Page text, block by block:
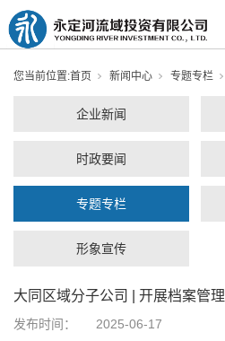
您当前位置:首页 新闻中心 专题专栏
企业新闻
时政要闻
专题专栏
形象宣传
大同区域分子公司 | 开展档案管理
发布时间：
2025-06-17